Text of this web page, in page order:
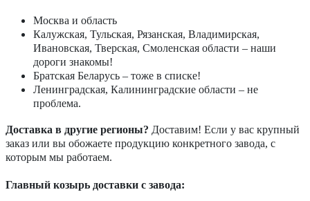
Москва и область
Калужская, Тульская, Рязанская, Владимирская,
Ивановская, Тверская, Смоленская области – наши
дороги знакомы!
Братская Беларусь – тоже в списке!
Ленинградская, Калининградские области – не
проблема.
Доставка в другие регионы? Доставим! Если у вас крупный
заказ или вы обожаете продукцию конкретного завода, с
которым мы работаем.
Главный козырь доставки с завода: